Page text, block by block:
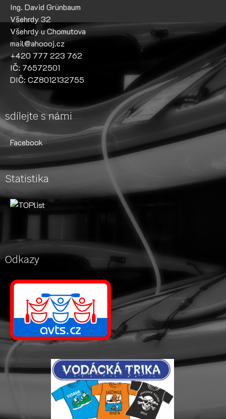
Ing. David Grünbaum
Všehrdy 32
Všehrdy u Chomutova
mail@ahoooj.cz
+420 777 223 762
IČ: 76572501
DIČ: CZ8012132755
sdílejte s námi
Facebook
Statistika
Odkazy